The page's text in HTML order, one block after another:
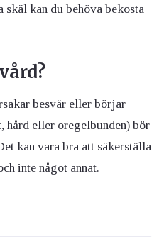
skäl kan du behöva bekosta
besvär eller börjar
hård eller oregelbunden) bör
kan vara bra att säkerställa
inte något annat.